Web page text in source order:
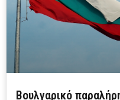
Βουλγαρικό